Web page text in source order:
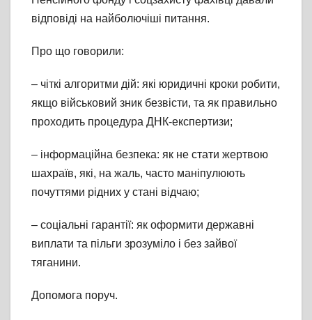
відповіді на найболючіші питання.
Про що говорили:
– чіткі алгоритми дій: які юридичні кроки робити,
якщо військовий зник безвісти, та як правильно
проходить процедура ДНК-експертизи;
– інформаційна безпека: як не стати жертвою
шахраїв, які, на жаль, часто маніпулюють
почуттями рідних у стані відчаю;
– соціальні гарантії: як оформити державні
виплати та пільги зрозуміло і без зайвої
тяганини.
Допомога поруч.